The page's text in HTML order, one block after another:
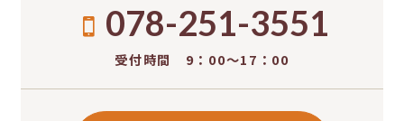
078-251-3551
受付時間 9：00〜17：00